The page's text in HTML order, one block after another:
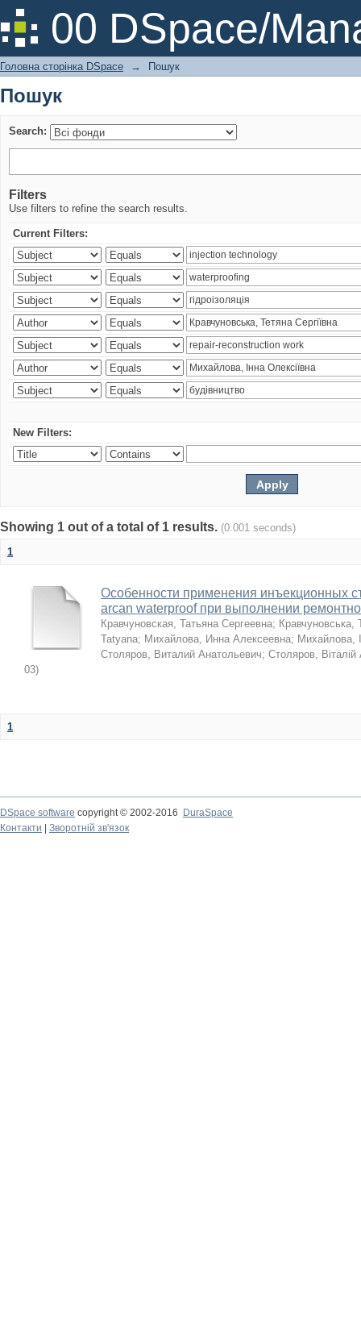
00 DSpace/
Пошук
Головна сторінка DSpace → Пошук
Пошук
Search:
Filters
Use filters to refine the search results.
Current Filters:
New Filters:
Showing 1 out of a total of 1 results. (0.001 seconds)
1
Особенности применения инъекционных
arcan waterproof при выполнении
Кравчуновская, Татьяна Сергеевна; Кравчуновська,
Tatyana; Михайлова, Инна Алексеевна; Михайлова,
Столяров, Виталий Анатольевич; Столяров, Віталій
03)
1
DSpace software copyright © 2002-2016
DuraSpace
Контакти
Зворотній зв'язок